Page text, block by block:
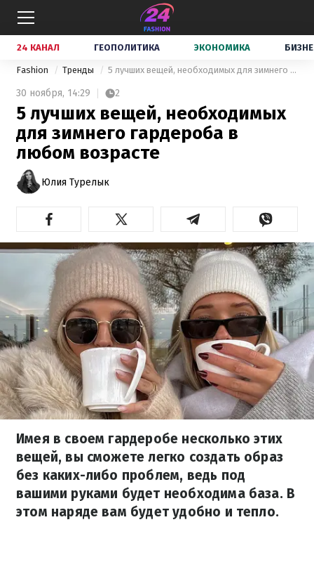
24 КАНАЛ ГЕОПОЛИТИКА ЭКОНОМИКА
Fashion Тренды 5 лучших вещей, необходимых для зимнего гардероба в любом возрасте
30 ноября, 14:29 2
5 лучших вещей, необходимых
для зимнего гардероба в
любом возрасте
Юлия Турелык
Имея в своем гардеробе несколько этих
вещей, вы сможете легко создать образ
без каких-либо проблем, ведь под
вашими руками будет необходима база. В
этом наряде вам будет удобно и тепло.